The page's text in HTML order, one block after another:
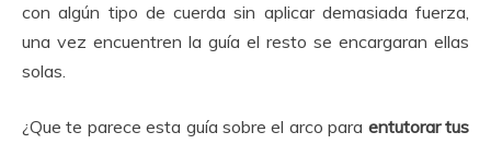
con algún tipo de cuerda sin aplicar demasiada fuerza,
una vez encuentren la guía el resto se encargaran ellas
solas.
¿Que te parece esta guía sobre el arco para entutorar tus